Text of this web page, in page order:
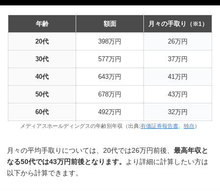
年齢 額面 月々の手取り （※1）
20代 398万円 26万円
30代 577万円 37万円
40代 643万円 41万円
50代 678万円 43万円
60代 492万円 32万円
メディアスホールディングスの年齢別年収（出典:有価証券報告書 独自 ）
月々の平均手取りについては、20代では26万円前後、最高年収と
なる50代では43万円前後となります。
より詳細に計算したい方は
以下から計算できます。